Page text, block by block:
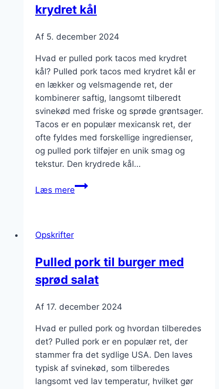
krydret kål
Af 5. december 2024
Hvad er pulled pork tacos med krydret
kål? Pulled pork tacos med krydret kål er
en lækker og velsmagende ret, der
kombinerer saftig, langsomt tilberedt
svinekød med friske og sprøde grøntsager.
Tacos er en populær mexicansk ret, der
ofte fyldes med forskellige ingredienser,
og pulled pork tilføjer en unik smag og
tekstur. Den krydrede kål…
Læs merePulled
Opskrifter
Pulled pork til burger med
sprød salat
Af 17. december 2024
Hvad er pulled pork og hvordan tilberedes
det? Pulled pork er en populær ret, der
stammer fra det sydlige USA. Den laves
typisk af svinekød, som tilberedes
langsomt ved lav temperatur, hvilket gør